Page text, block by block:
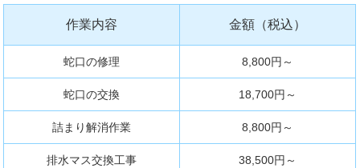
作業内容 金額（税込）
蛇口の修理 8,800円～
蛇口の交換 18,700円～
詰まり解消作業 8,800円～
排水マス交換工事 38,500円～